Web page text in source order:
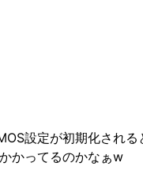
設定が初期化され
かってるのかなぁw